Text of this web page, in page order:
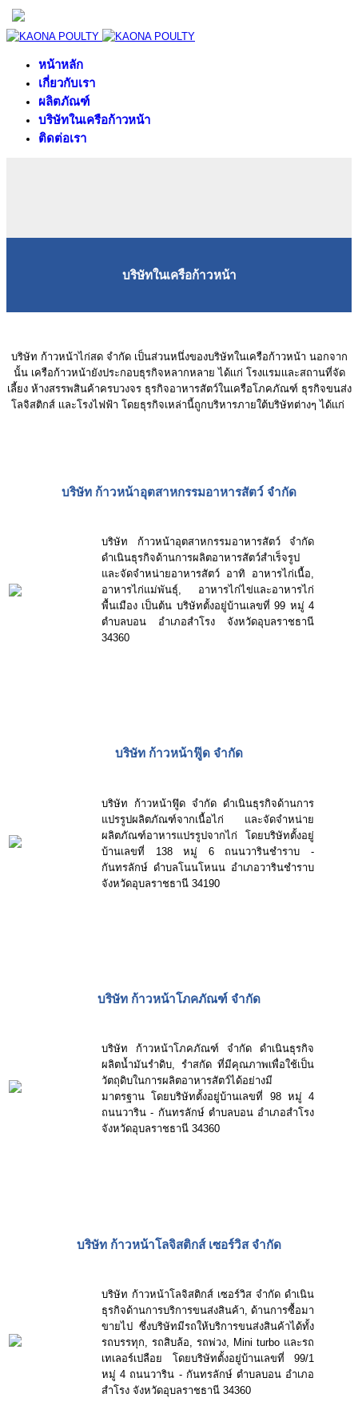
หน้าหลัก
เกี่ยวกับเรา
ผลิตภัณฑ์
บริษัทในเครือก้าวหน้า
ติดต่อเรา
บริษัทในเครือก้าวหน้า
บริษัท ก้าวหน้าไก่สด จำกัด เป็นส่วนหนึ่งของบริษัทในเครือก้าวหน้า นอกจาก
นั้น เครือก้าวหน้ายังประกอบธุรกิจหลากหลาย ได้เเก่ โรงเเรมเเละสถานที่จัด
เลี้ยง ห้างสรรพสินค้าครบวงจร ธุรกิจอาหารสัตว์ในเครือโภคภัณฑ์ ธุรกิจขนส่ง
โลจิสติกส์ เเละโรงไฟฟ้า โดยธุรกิจเหล่านี้ถูกบริหารภายใต้บริษัทต่างๆ ได้เเก่
บริษัท ก้าวหน้าอุตสาหกรรมอาหารสัตว์ จำกัด
บริษัท ก้าวหน้าอุตสาหกรรมอาหารสัตว์ จำกัด
ดำเนินธุรกิจด้านการผลิตอาหารสัตว์สำเร็จรูป
และจัดจำหน่ายอาหารสัตว์ อาทิ อาหารไก่เนื้อ,
อาหารไก่แม่พันธุ์, อาหารไก่ไข่และอาหารไก่
พื้นเมือง เป็นต้น บริษัทตั้งอยู่บ้านเลขที่ 99 หมู่ 4
ตำบลบอน อำเภอสำโรง จังหวัดอุบลราชธานี
34360
บริษัท ก้าวหน้าฟู๊ด จำกัด
บริษัท ก้าวหน้าฟู๊ด จำกัด ดำเนินธุรกิจด้านการ
แปรรูปผลิตภัณฑ์จากเนื้อไก่ และจัดจำหน่าย
ผลิตภัณฑ์อาหารแปรรูปจากไก่ โดยบริษัทตั้งอยู่
บ้านเลขที่ 138 หมู่ 6 ถนนวารินชำราบ -
กันทรลักษ์ ดำบลโนนโหนน อำเภอวารินชำราบ
จังหวัดอุบลราชธานี 34190
บริษัท ก้าวหน้าโภคภัณฑ์ จำกัด
บริษัท ก้าวหน้าโภคภัณฑ์ จำกัด ดำเนินธุรกิจ
ผลิตน้ำมันรำดิบ, รำสกัด ที่มีคุณภาพเพื่อใช้เป็น
วัตถุดิบในการผลิตอาหารสัตว์ได้อย่างมี
มาตรฐาน โดยบริษัทตั้งอยู่บ้านเลขที่ 98 หมู่ 4
ถนนวาริน - กันทรลักษ์ ตำบลบอน อำเภอสำโรง
จังหวัดอุบลราชธานี 34360
บริษัท ก้าวหน้าโลจิสติกส์ เซอร์วิส จำกัด
บริษัท ก้าวหน้าโลจิสติกส์ เซอร์วิส จำกัด ดำเนิน
ธุรกิจด้านการบริการขนส่งสินค้า, ด้านการซื้อมา
ขายไป ซึ่งบริษัทมีรถให้บริการขนส่งสินค้าได้ทั้ง
รถบรรทุก, รถสิบล้อ, รถพ่วง, Mini turbo และรถ
เทเลอร์เปลือย โดยบริษัทตั้งอยู่บ้านเลขที่ 99/1
หมู่ 4 ถนนวาริน - กันทรลักษ์ ตำบลบอน อำเภอ
สำโรง จังหวัดอุบลราชธานี 34360